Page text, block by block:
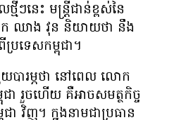
មីៗ​នេះ មន្ត្រី​ជាន់​ខ្ពស់​នៃ​
ឈាង វុន និយាយ​ថា នឹង​
ទេស​កម្ពុជា។
បារម្ភ​ថា នៅ​ពេល លោក
ា រួច​ហើយ គឺ​អាច​សមត្ថកិច្ច​
ា វិញ។ ក្នុង​នាម​ជា​ប្រធាន​